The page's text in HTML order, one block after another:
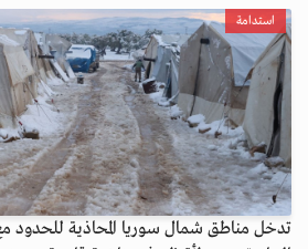
استدامة
تدخل مناطق شمال سوريا المحاذية للحدود